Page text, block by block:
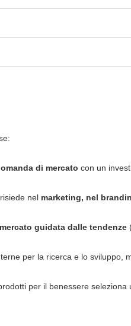
di mercato con un
nel marketing, nel
guidata dalle tendenze
per la ricerca e lo sviluppo,
per il benessere